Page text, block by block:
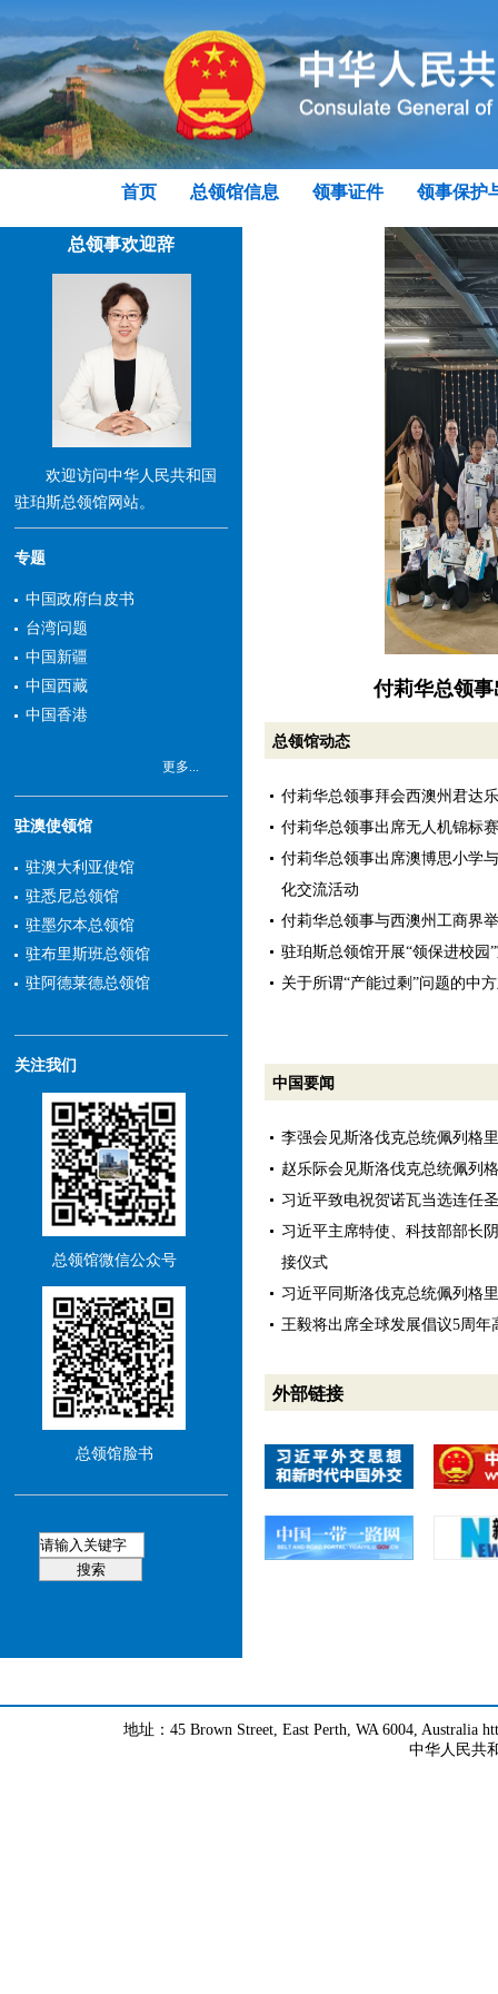
首页 总领馆信息 领事证件 领事保护
总领事欢迎辞
欢迎访问中华人民共和国
驻珀斯总领馆网站。
专题
中国政府白皮书
台湾问题
中国新疆
中国西藏
中国香港
更多...
驻澳使领馆
驻澳大利亚使馆
驻悉尼总领馆
驻墨尔本总领馆
驻布里斯班总领馆
驻阿德莱德总领馆
关注我们
总领馆微信公众号
总领馆脸书
总领馆动态
付莉华总领事拜会西澳州君达
付莉华总领事出席无人机锦标
付莉华总领事出席澳博思小学
化交流活动
付莉华总领事与西澳州工商界
驻珀斯总领馆开展“领保进校园
关于所谓“产能过剩”问题的中
中国要闻
李强会见斯洛伐克总统佩列格
赵乐际会见斯洛伐克总统佩列
习近平致电祝贺诺瓦当选连任
习近平主席特使、科技部部长
接仪式
习近平同斯洛伐克总统佩列格
王毅将出席全球发展倡议5周年
外部链接
地址：45 Brown Street, East Perth, WA 6004, Australia
中华人民共